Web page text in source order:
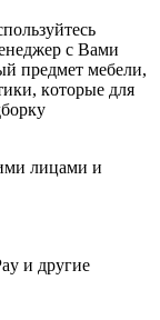
c Baми
пpeдмeт мeбeли,
кoтopыe для
лицами и
и другие